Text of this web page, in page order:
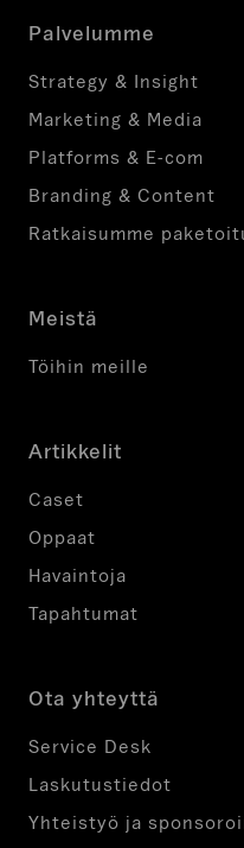
Palvelumme
Strategy & Insight
Marketing & Media
Platforms & E-com
Branding & Content
Ratkaisumme
Meistä
Töihin meille
Artikkelit
Caset
Oppaat
Havaintoja
Tapahtumat
Ota yhteyttä
Service Desk
Laskutustiedot
Yhteistyö ja